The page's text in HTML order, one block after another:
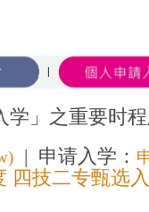
|
学」之重要时
| 申请入学：
技二专甄选